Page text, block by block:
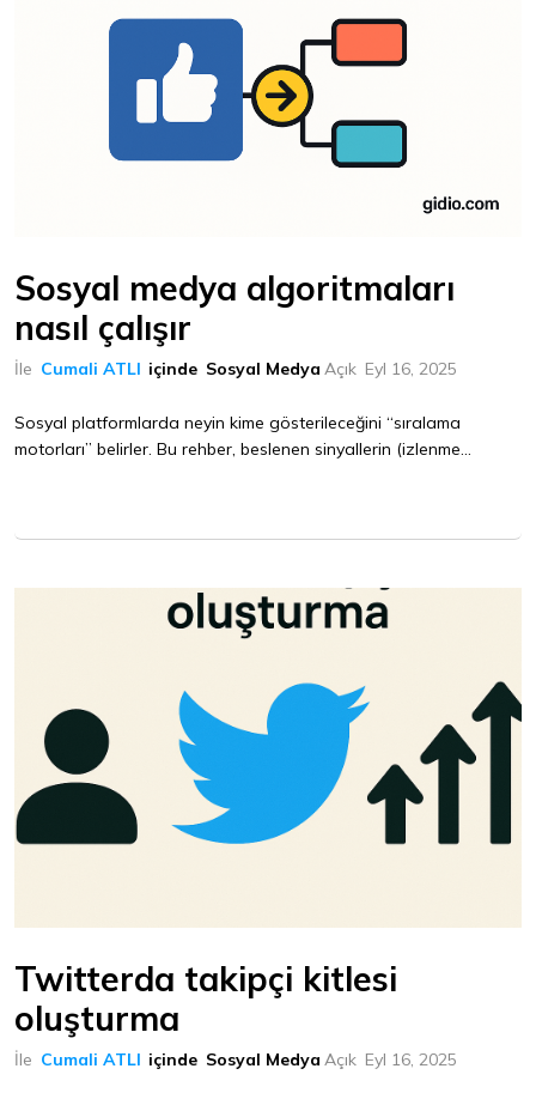
Sosyal medya algoritmaları
nasıl çalışır
İle Cumali ATLI içinde Sosyal Medya Açık Eyl 16, 2025
Sosyal platformlarda neyin kime gösterileceğini “sıralama
motorları” belirler. Bu rehber, beslenen sinyallerin (izlenme...
Twitterda takipçi kitlesi
oluşturma
İle Cumali ATLI içinde Sosyal Medya Açık Eyl 16, 2025